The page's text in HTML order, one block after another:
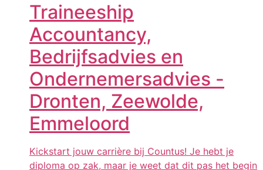
Traineeship
Accountancy,
Bedrijfsadvies en
Ondernemersadvies -
Dronten, Zeewolde,
Emmeloord
Kickstart jouw carrière bij Countus! Je hebt je
diploma op zak, maar je weet dat dit pas het begin